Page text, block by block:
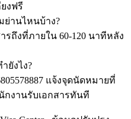
งฟรี
านไหนบ้าง?
รถึงที่ภายใน 60-120 นาทีหลัง
ยังไง?
แจ้งจุดนัดหมายที่
งานรับเอกสารทันที